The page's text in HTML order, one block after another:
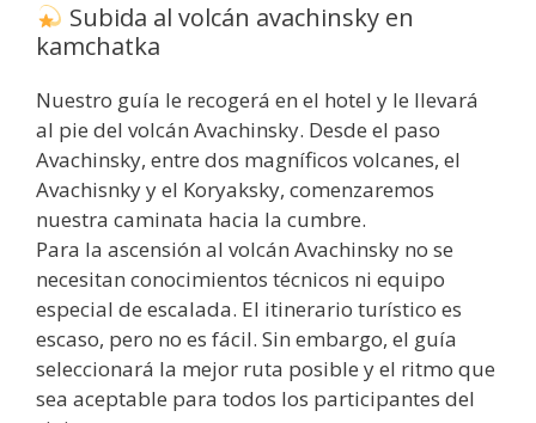
Subida al volcán avachinsky en
kamchatka
Nuestro guía le recogerá en el hotel y le llevará
al pie del volcán Avachinsky. Desde el paso
Avachinsky, entre dos magníficos volcanes, el
Avachisnky y el Koryaksky, comenzaremos
nuestra caminata hacia la cumbre.
Para la ascensión al volcán Avachinsky no se
necesitan conocimientos técnicos ni equipo
especial de escalada. El itinerario turístico es
escaso, pero no es fácil. Sin embargo, el guía
seleccionará la mejor ruta posible y el ritmo que
sea aceptable para todos los participantes del